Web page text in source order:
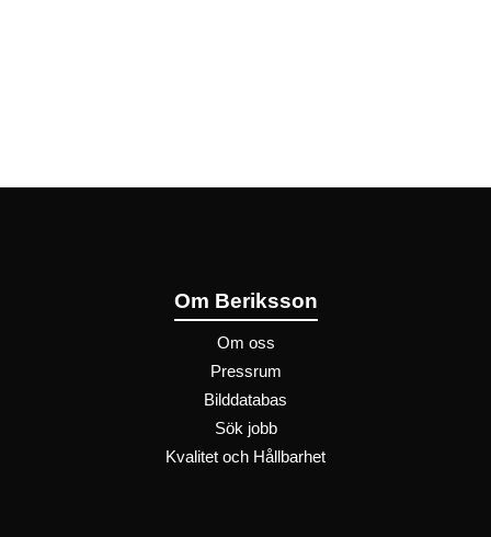
Om Beriksson
Om oss
Pressrum
Bilddatabas
Sök jobb
Kvalitet och Hållbarhet